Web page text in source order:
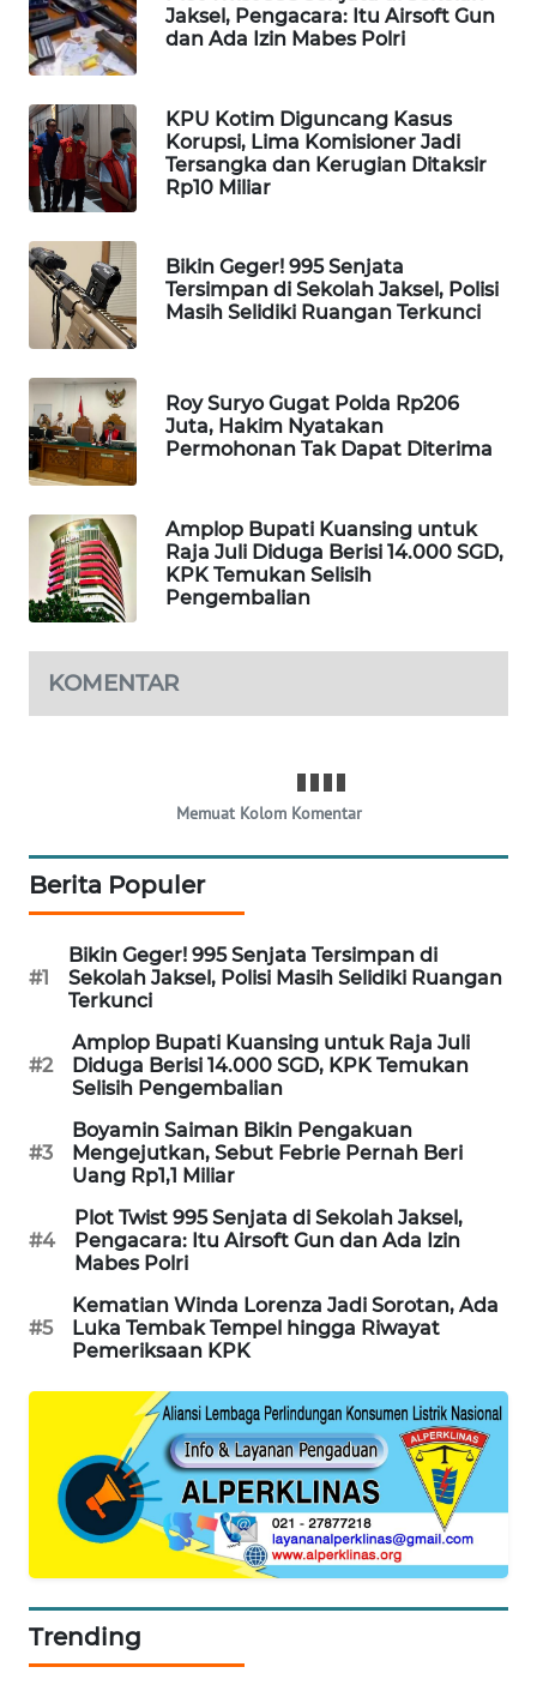
Jaksel, Pengacara: Itu Airsoft Gun
dan Ada Izin Mabes Polri
KPU Kotim Diguncang Kasus
Korupsi, Lima Komisioner Jadi
Tersangka dan Kerugian Ditaksir
Rp10 Miliar
Bikin Geger! 995 Senjata
Tersimpan di Sekolah Jaksel, Polisi
Masih Selidiki Ruangan Terkunci
Roy Suryo Gugat Polda Rp206
Juta, Hakim Nyatakan
Permohonan Tak Dapat Diterima
Amplop Bupati Kuansing untuk
Raja Juli Diduga Berisi 14.000 SGD,
KPK Temukan Selisih
Pengembalian
KOMENTAR
Memuat Kolom Komentar
Berita Populer
#1
Bikin Geger! 995 Senjata Tersimpan di
Sekolah Jaksel, Polisi Masih Selidiki Ruangan
Terkunci
#2
Amplop Bupati Kuansing untuk Raja Juli
Diduga Berisi 14.000 SGD, KPK Temukan
Selisih Pengembalian
#3
Boyamin Saiman Bikin Pengakuan
Mengejutkan, Sebut Febrie Pernah Beri
Uang Rp1,1 Miliar
#4
Plot Twist 995 Senjata di Sekolah Jaksel,
Pengacara: Itu Airsoft Gun dan Ada Izin
Mabes Polri
#5
Kematian Winda Lorenza Jadi Sorotan, Ada
Luka Tembak Tempel hingga Riwayat
Pemeriksaan KPK
Trending
WALINKI
ID
MAWAKA
ID
MARTABAT
PLN
WATCH
MKLI
LPKKI
KOPEKLIN
FORWAMKI
FORJASIDA
TAMBANG
SITUNGIR
SIDIKALANG
NEWS
SIBARAGAS
NEWS
METRO
SIANTAR
NEWS
METRO
JAKARTA
NEWS
KRT
NEWS